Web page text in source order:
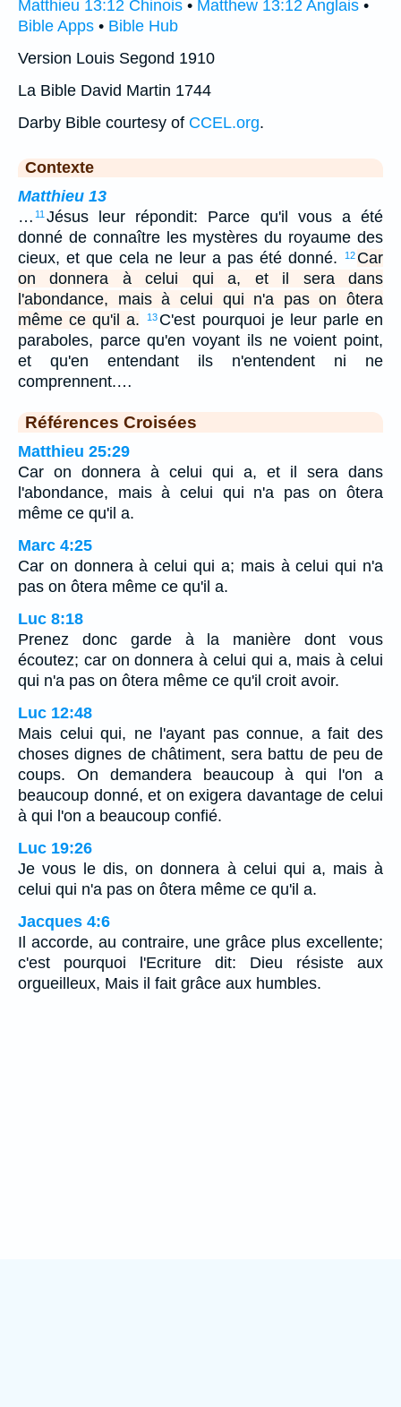
Matthieu 13:12 Chinois • Matthew 13:12 Anglais •
Bible Apps • Bible Hub
Version Louis Segond 1910
La Bible David Martin 1744
Darby Bible courtesy of CCEL.org.
Contexte
Matthieu 13
… 11 Jésus leur répondit: Parce qu'il vous a été
donné de connaître les mystères du royaume des
cieux, et que cela ne leur a pas été donné.
12 Car
on donnera à celui qui a, et il sera dans
l'abondance, mais à celui qui n'a pas on ôtera
même ce qu'il a.
13 C'est pourquoi je leur parle en
paraboles, parce qu'en voyant ils ne voient point,
et qu'en entendant ils n'entendent ni ne
comprennent.…
Références Croisées
Matthieu 25:29
Car on donnera à celui qui a, et il sera dans
l'abondance, mais à celui qui n'a pas on ôtera
même ce qu'il a.
Marc 4:25
Car on donnera à celui qui a; mais à celui qui n'a
pas on ôtera même ce qu'il a.
Luc 8:18
Prenez donc garde à la manière dont vous
écoutez; car on donnera à celui qui a, mais à celui
qui n'a pas on ôtera même ce qu'il croit avoir.
Luc 12:48
Mais celui qui, ne l'ayant pas connue, a fait des
choses dignes de châtiment, sera battu de peu de
coups. On demandera beaucoup à qui l'on a
beaucoup donné, et on exigera davantage de celui
à qui l'on a beaucoup confié.
Luc 19:26
Je vous le dis, on donnera à celui qui a, mais à
celui qui n'a pas on ôtera même ce qu'il a.
Jacques 4:6
Il accorde, au contraire, une grâce plus excellente;
c'est pourquoi l'Ecriture dit: Dieu résiste aux
orgueilleux, Mais il fait grâce aux humbles.